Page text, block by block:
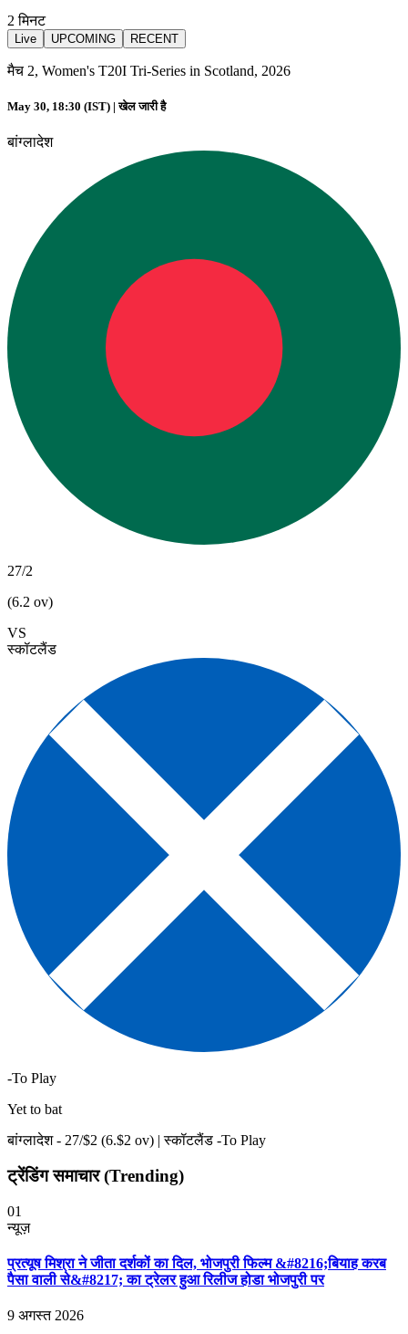
2 मिनट
Live UPCOMING RECENT
मैच 2, Women's T20I Tri-Series in Scotland, 2026
May 30, 18:30 (IST) |खेल जारी है
बांग्लादेश
27/2
(6.2 ov)
VS
स्कॉटलैंड
-To Play
Yet to bat
बांग्लादेश - 27/$2 (6.$2 ov) | स्कॉटलैंड -To Play
ट्रेंडिंग समाचार (Trending)
01
न्यूज़
प्रत्यूष मिश्रा ने जीता दर्शकों का दिल, भोजपुरी फिल्म &#8216;बियाह करब
पैसा वाली से&#8217; का ट्रेलर हुआ रिलीज होडा भोजपुरी पर
9 अगस्त 2026